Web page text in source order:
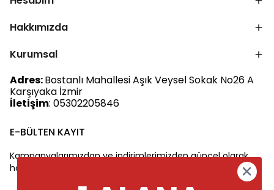
Hakkımızda
Kurumsal
Adres:Bostanlı Mahallesi Aşık Veysel Sokak No26 A
Karşıyaka İzmir
İletişim: 05302205846
E-BÜLTEN KAYIT
Kampanyalarımızdan ve indirimlerimizden güncel olarak
haberdar olun.